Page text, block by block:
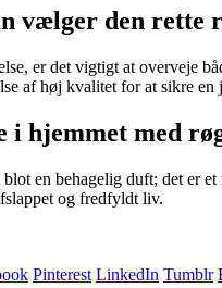
vælger den rette
er det vigtigt at overveje
af høj kvalitet for at sikre
i hjemmet med
blot en behagelig duft; det er
og fredfyldt liv.
Pinterest LinkedIn Tumblr